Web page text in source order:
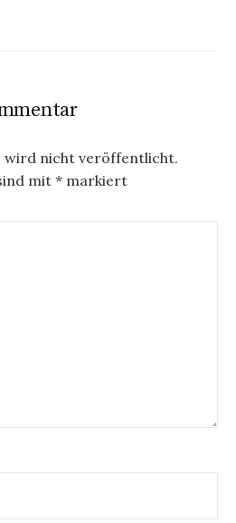
wird nicht veröffentlicht.
mit * markiert